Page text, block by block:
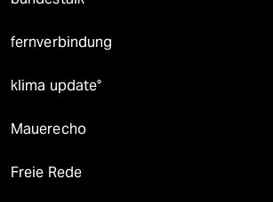
fernverbindung
klima update°
Mauerecho
Freie Rede